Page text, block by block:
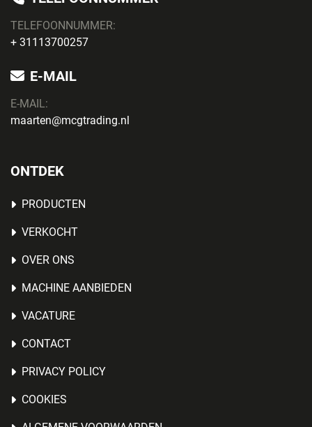
TELEFOONNUMMER:
+ 31113700257
E-MAIL
E-MAIL:
maarten@mcgtrading.nl
ONTDEK
PRODUCTEN
VERKOCHT
OVER ONS
MACHINE AANBIEDEN
VACATURE
CONTACT
PRIVACY POLICY
COOKIES